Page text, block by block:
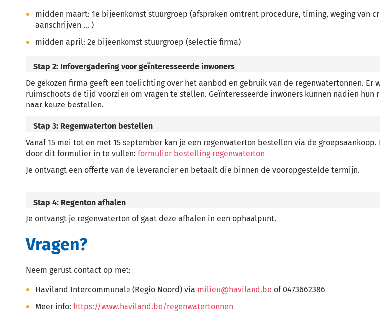
midden maart: 1e bijeenkomst stuurgroep (afspraken omtrent procedure, timing, weging van
aanschrijven … )
midden april: 2e bijeenkomst stuurgroep (selectie firma)
Stap 2: Infovergadering voor geïnteresseerde inwoners
De gekozen firma geeft een toelichting over het aanbod en gebruik van de regenwatertonnen. Er
ruimschoots de tijd voorzien om vragen te stellen. Geïnteresseerde inwoners kunnen nadien hun
naar keuze bestellen.
Stap 3: Regenwaterton bestellen
Vanaf 15 mei tot en met 15 september kan je een regenwaterton bestellen via de groepsaankoop.
door dit formulier in te vullen: formulier bestelling regenwaterton
Je ontvangt een offerte van de leverancier en betaalt die binnen de vooropgestelde termijn.
Stap 4: Regenton afhalen
Je ontvangt je regenwaterton of gaat deze afhalen in een ophaalpunt.
Vragen?
Neem gerust contact op met:
Haviland Intercommunale (Regio Noord) via milieu@haviland.be of 0473662386
Meer info: https://www.haviland.be/regenwatertonnen